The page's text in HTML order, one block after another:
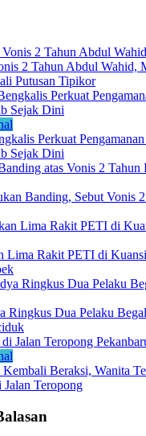
2 Tahun Abdul Wahid,
Putusan Tipikor
Perkuat
Sejak Dini
Banding, Sebut Vonis
Lima Rakit PETI di
Ringkus Dua Pelaku
Kembali Beraksi, Wanita
Teropong